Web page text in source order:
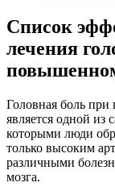
Список
лечения
Головная боль
является одной из
которыми люди
только высоким
различными
мозга.